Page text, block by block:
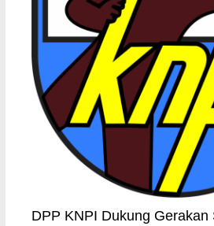
DPP KNPI Dukung Gerakan